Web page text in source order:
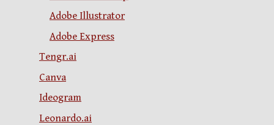
Adobe Illustrator
Adobe Express
Tengr.ai
Canva
Ideogram
Leonardo.ai